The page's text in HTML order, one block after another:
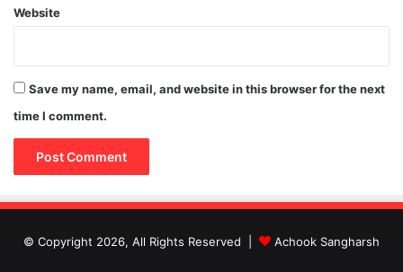
Website
Save my name, email, and website in this browser for the next
time I comment.
© Copyright 2026, All Rights Reserved | Achook Sangharsh